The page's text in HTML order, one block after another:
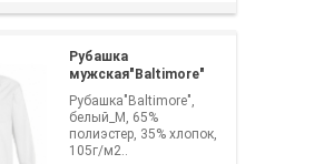
Рубашка
мужская"Baltimore"
Рубашка"Baltimore",
белый_M, 65%
полиэстер, 35% хлопок,
105г/м2..